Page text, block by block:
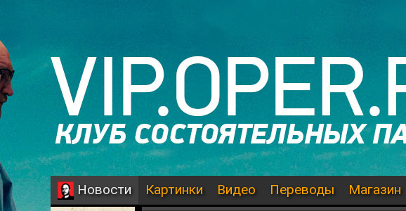
Новости Картинки Видео Переводы Магазин